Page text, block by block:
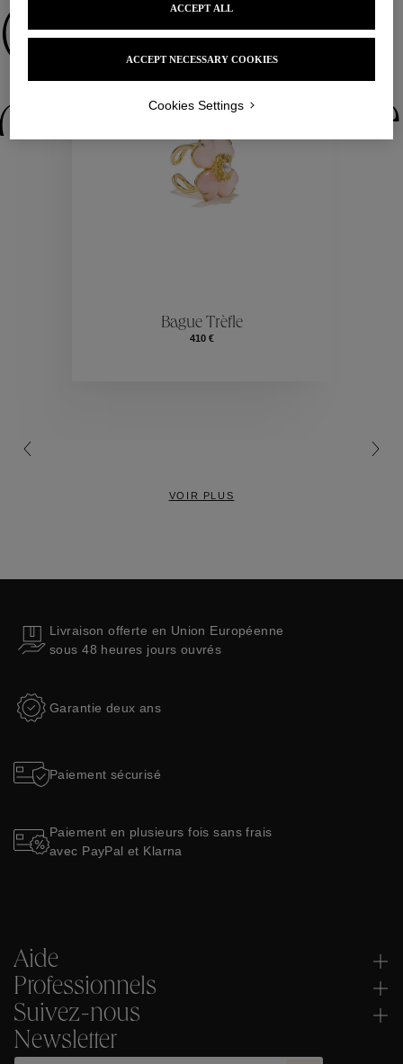
Collections
Collections
Bague Trèfle
410 €
VOIR PLUS
Livraison offerte en Union Européenne
sous 48 heures jours ouvrés
Garantie deux ans
Paiement sécurisé
Paiement en plusieurs fois sans frais
avec PayPal et Klarna
Aide
Professionnels
Suivez-nous
Newsletter
ACCEPT NECESSARY COOKIES
ACCEPT ALL
Cookies Settings